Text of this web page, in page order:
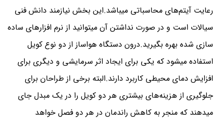
رعایت آیتم‌های محاسباتی میباشد.این بخش نیازمند دانش فنی
سیالات است و در صورت نداشتن آن میتوانید از نرم افزارهای ساده
سازی شده بهره بگیرید.درون دستگاه هواساز از دو نوع کویل
استفاده میشود که یکی برای ایجاد اثر سرمایشی و دیگری برای
افزایش دمای محیطی کاربرد دارند.البته برخی از طراحان برای
جلوگیری از هزینه‌های بیشتری هر دو کویل را در یک مبدل جای
میدهند که منجر به کاهش راندمان در هر دو فصل خواهد